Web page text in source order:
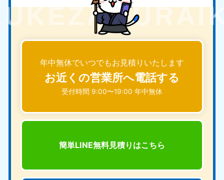
年中無休でいつでもお見積りいたします
お近くの営業所へ電話する
受付時間 9:00〜19:00 年中無休
簡単LINE無料見積りはこちら